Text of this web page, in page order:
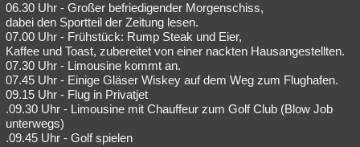
06.30 Uhr - Großer befriedigender Morgenschiss,
dabei den Sportteil der Zeitung lesen.
07.00 Uhr - Frühstück: Rump Steak und Eier,
Kaffee und Toast, zubereitet von einer nackten Hausangestellten.
07.30 Uhr - Limousine kommt an.
07.45 Uhr - Einige Gläser Wiskey auf dem Weg zum Flughafen.
09.15 Uhr - Flug in Privatjet
.09.30 Uhr - Limousine mit Chauffeur zum Golf Club (Blow Job
unterwegs)
.09.45 Uhr - Golf spielen